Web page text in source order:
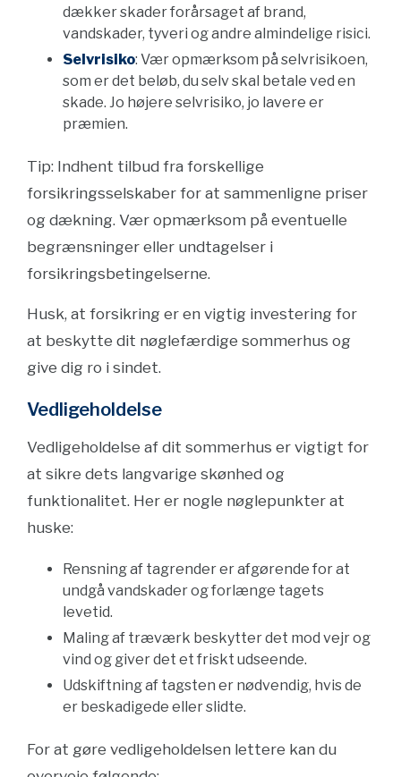
dækker skader forårsaget af brand,
vandskader, tyveri og andre almindelige risici.
Selvrisiko: Vær opmærksom på selvrisikoen,
som er det beløb, du selv skal betale ved en
skade. Jo højere selvrisiko, jo lavere er
præmien.
Tip: Indhent tilbud fra forskellige
forsikringsselskaber for at sammenligne priser
og dækning. Vær opmærksom på eventuelle
begrænsninger eller undtagelser i
forsikringsbetingelserne.
Husk, at forsikring er en vigtig investering for
at beskytte dit nøglefærdige sommerhus og
give dig ro i sindet.
Vedligeholdelse
Vedligeholdelse af dit sommerhus er vigtigt for
at sikre dets langvarige skønhed og
funktionalitet. Her er nogle nøglepunkter at
huske:
Rensning af tagrender er afgørende for at
undgå vandskader og forlænge tagets
levetid.
Maling af træværk beskytter det mod vejr og
vind og giver det et friskt udseende.
Udskiftning af tagsten er nødvendig, hvis de
er beskadigede eller slidte.
For at gøre vedligeholdelsen lettere kan du